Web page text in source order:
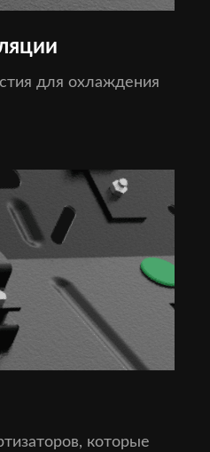
для охлаждения
которые